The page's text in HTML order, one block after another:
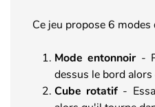
Ce jeu propose 6
Mode entonnoir-
dessus le bord
Cube rotatif-